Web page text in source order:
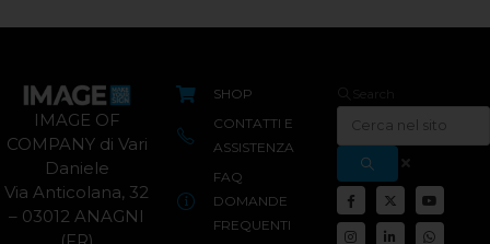
IMAGE OF
COMPANY di Vari
Daniele
Via Anticolana, 32
– 03012 ANAGNI
(FR)
SHOP
CONTATTI E
ASSISTENZA
FAQ
DOMANDE
FREQUENTI